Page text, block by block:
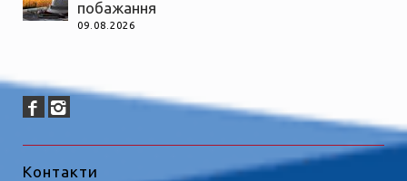
побажання
09.08.2026
Контакти